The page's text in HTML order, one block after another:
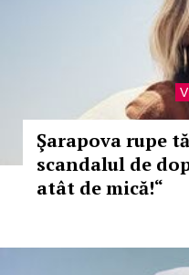
Şarapova rupe
scandalul de
atât de mică!“